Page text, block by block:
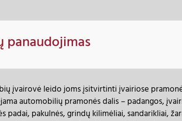
panaudojimas
įvairovė leido joms įsitvirtinti įvairiose
automobilių pramonės dalis – padangos,
padai, pakulnės, grindų kilimėliai, sandarikliai,